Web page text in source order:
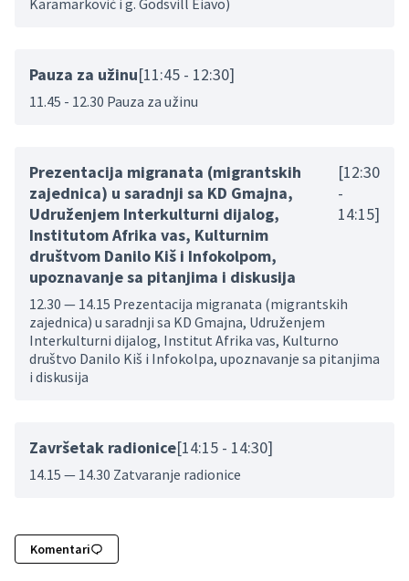
Karamarković i g. Godsvill Eiavo)
Pauza za užinu[11:45 - 12:30]
11.45 - 12.30 Pauza za užinu
Prezentacija migranata (migrantskih
zajednica) u saradnji sa KD Gmajna,
Udruženjem Interkulturni dijalog,
Institutom Afrika vas, Kulturnim
društvom Danilo Kiš i Infokolpom,
upoznavanje sa pitanjima i diskusija
[12:30
-
14:15]
12.30 — 14.15 Prezentacija migranata (migrantskih
zajednica) u saradnji sa KD Gmajna, Udruženjem
Interkulturni dijalog, Institut Afrika vas, Kulturno
društvo Danilo Kiš i Infokolpa, upoznavanje sa pitanjima
i diskusija
Završetak radionice[14:15 - 14:30]
14.15 — 14.30 Zatvaranje radionice
Komentari